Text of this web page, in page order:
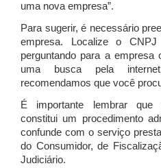
uma nova empresa”.
Para sugerir, é necessário
empresa. Localize o
perguntando para a
uma busca pela
recomendamos que você
É importante lembrar que
constitui um procedimento
confunde com o serviço
do Consumidor, de
Judiciário.